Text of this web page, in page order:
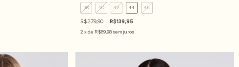
38 40 42 44 46
R$279,90
R$139,95
2 x de R$69,98 sem juros